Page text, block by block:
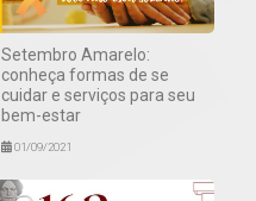
Setembro Amarelo:
conheça formas de se
cuidar e serviços para seu
bem-estar
01/09/2021